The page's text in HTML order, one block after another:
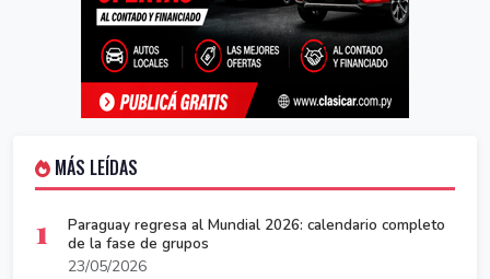
MÁS LEÍDAS
1
Paraguay regresa al Mundial 2026: calendario completo
de la fase de grupos
23/05/2026